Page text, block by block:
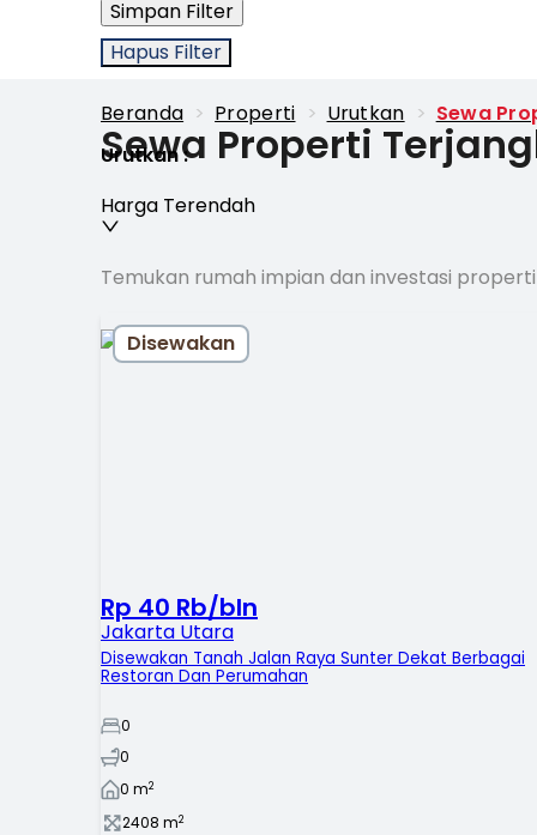
Simpan Filter
Hapus Filter
Beranda > Properti > Urutkan > Sewa
Sewa Properti
Urutkan:
Harga Terendah
Temukan rumah impian dan investasi
Disewakan
Rp 40 Rb/bln
Jakarta Utara
Disewakan Tanah Jalan Raya Sunter Dekat Berbagai
Restoran Dan Perumahan
0
0
0 m2
2408 m2